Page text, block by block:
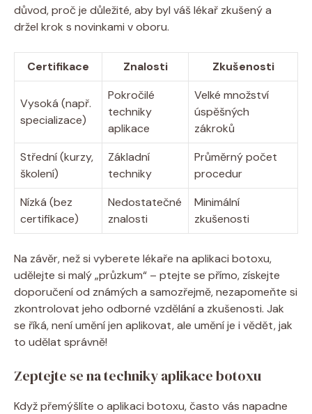
důvod, proč je důležité, aby byl váš lékař zkušený a
držel krok s novinkami v oboru.
Certifikace Znalosti Zkušenosti
Vysoká (např.
specializace)
Pokročilé
techniky
aplikace
Velké množství
úspěšných
zákroků
Střední (kurzy,
školení)
Základní
techniky
Průměrný počet
procedur
Nízká (bez
certifikace)
Nedostatečné
znalosti
Minimální
zkušenosti
Na závěr, než si vyberete lékaře na aplikaci botoxu,
udělejte si malý „průzkum“ – ptejte se přímo, získejte
doporučení od známých a samozřejmě, nezapomeňte si
zkontrolovat jeho odborné vzdělání a zkušenosti. Jak
se říká, není umění jen aplikovat, ale umění je i vědět, jak
to udělat správně!
Zeptejte se na techniky aplikace botoxu
Když přemýšlíte o aplikaci botoxu, často vás napadne